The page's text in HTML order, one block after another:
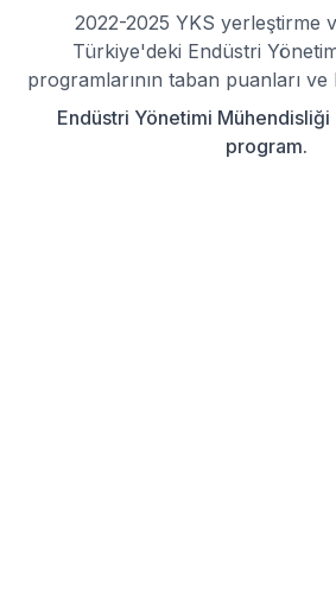
2022-2025 YKS yerleştirme
Türkiye'deki Endüstri
programlarının taban puanları ve
Endüstri Yönetimi
program.